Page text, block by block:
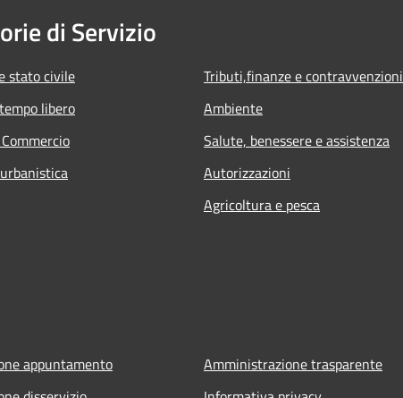
di Servizio
stato civile
libero
Tributi,finanze e contravvenzioni
Ambiente
Salute, benessere e assistenza
Autorizzazioni
Agricoltura e pesca
appuntamento
Amministrazione trasparente